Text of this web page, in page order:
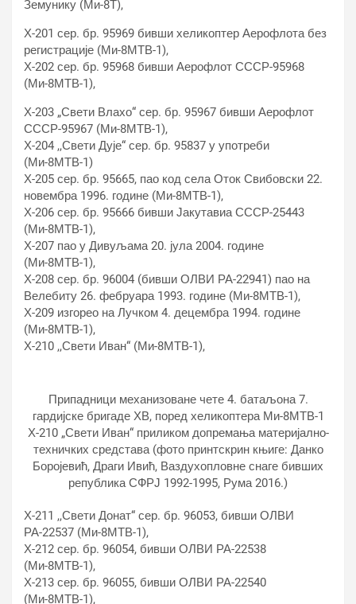
Земунику (Ми-8Т),
Х-201 сер. бр. 95969 бивши хеликоптер Аерофлота без
регистрације (Ми-8МТВ-1),
Х-202 сер. бр. 95968 бивши Аерофлот СССР-95968
(Ми-8МТВ-1),
Х-203 „Свети Влахо“ сер. бр. 95967 бивши Аерофлот
СССР-95967 (Ми-8МТВ-1),
Х-204 ,,Свети Дује“ сер. бр. 95837 у употреби
(Ми-8МТВ-1)
Х-205 сер. бр. 95665, пао код села Оток Свибовски 22.
новембра 1996. године (Ми-8МТВ-1),
Х-206 сер. бр. 95666 бивши Јакутавиа СССР-25443
(Ми-8МТВ-1),
Х-207 пао у Дивуљама 20. јула 2004. године
(Ми-8МТВ-1),
Х-208 сер. бр. 96004 (бивши ОЛВИ РА-22941) пао на
Велебиту 26. фебруара 1993. године (Ми-8МТВ-1),
Х-209 изгорео на Лучком 4. децембра 1994. године
(Ми-8МТВ-1),
Х-210 ,,Свети Иван“ (Ми-8МТВ-1),
Припадници механизоване чете 4. батаљона 7.
гардијске бригаде ХВ, поред хеликоптера Ми-8МТВ-1
Х-210 „Свети Иван“ приликом допремања материјално-
техничких средстава (фото принтскрин књиге: Данко
Боројевић, Драги Ивић, Ваздухопловне снаге бивших
република СФРЈ 1992-1995, Рума 2016.)
Х-211 ,,Свети Донат“ сер. бр. 96053, бивши ОЛВИ
РА-22537 (Ми-8МТВ-1),
Х-212 сер. бр. 96054, бивши ОЛВИ РА-22538
(Ми-8МТВ-1),
Х-213 сер. бр. 96055, бивши ОЛВИ РА-22540
(Ми-8МТВ-1),